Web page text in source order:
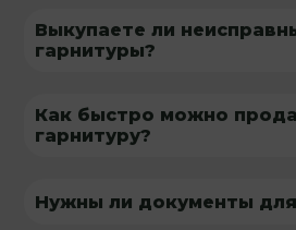
Выкупаете ли
гарнитуры?
Как быстро можно
гарнитуру?
Нужны ли документы